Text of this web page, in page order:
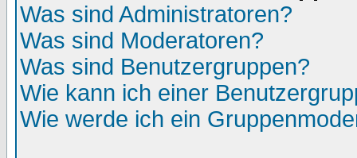
Was sind Administratoren?
Was sind Moderatoren?
Was sind Benutzergruppen?
Wie kann ich einer
Wie werde ich ein